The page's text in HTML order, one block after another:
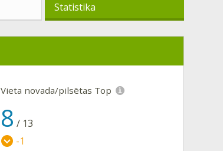
Statistika
Vieta novada/pilsētas Top
8 / 13
-1